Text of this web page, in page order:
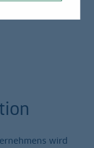
wird